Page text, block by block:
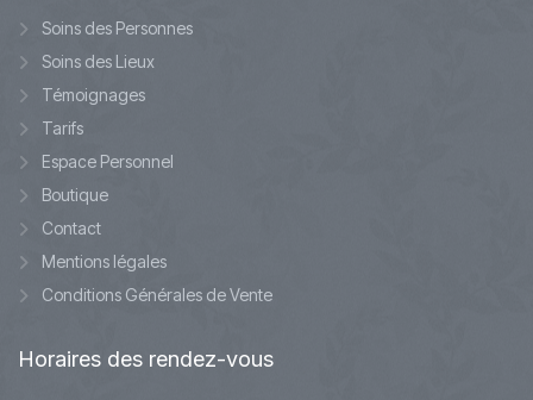
Soins des Personnes
Soins des Lieux
Témoignages
Tarifs
Espace Personnel
Boutique
Contact
Mentions légales
Conditions Générales de Vente
Horaires des rendez-vous